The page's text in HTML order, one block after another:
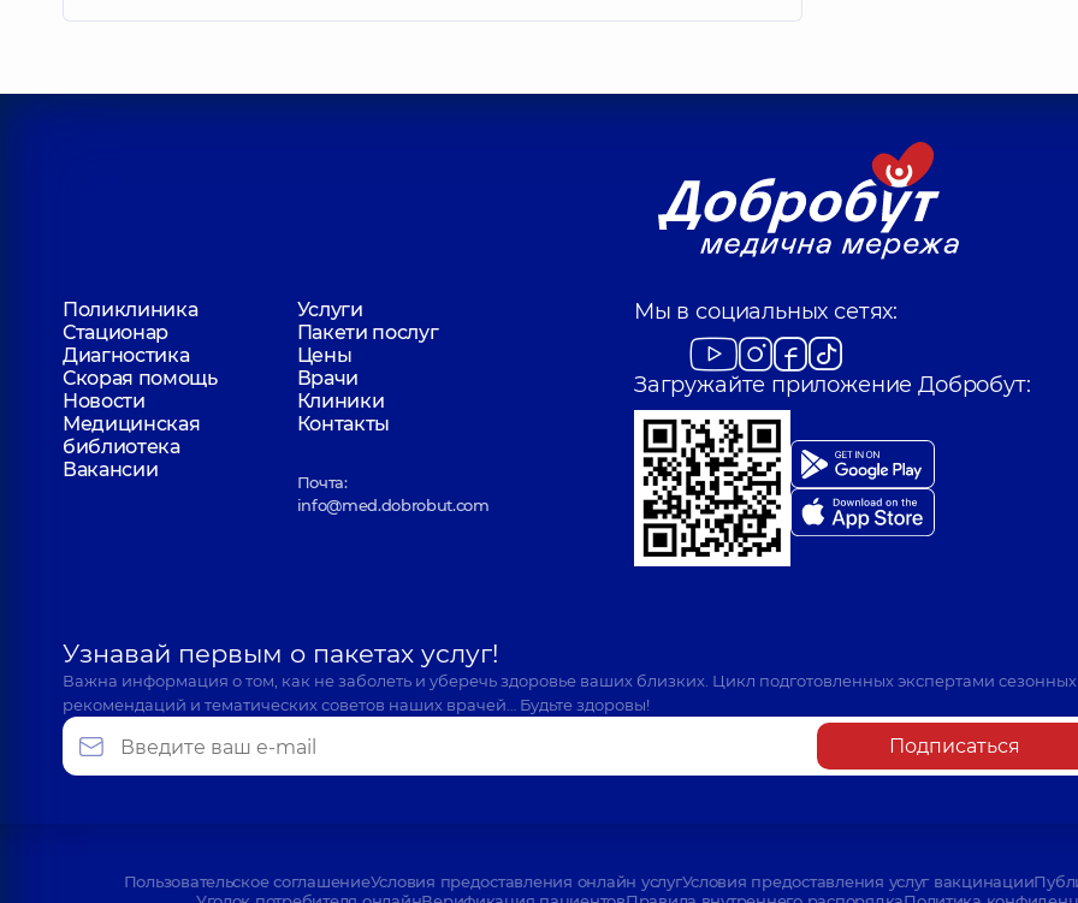
Поликлиника
Услуги
Стационар
Пакети послуг
Диагностика
Цены
Скорая помощь
Врачи
Новости
Клиники
Медицинская
библиотека
Контакты
Вакансии
Почта:
info@med.dobrobut.com
Мы в социальных сетях:
Загружайте приложение Добробут:
Узнавай первым о пакетах услуг!
Важна информация о том, как не заболеть и уберечь здоровье ваших близких. Цикл подготовленных экспертами сезонных
рекомендаций и тематических советов наших врачей… Будьте здоровы!
Подписаться
Пользовательское соглашениеУсловия предоставления онлайн услугУсловия предоставления услуг вакцинации